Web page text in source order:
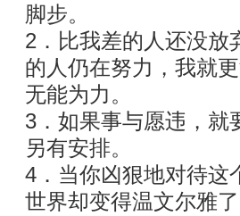
脚步。
2．比我差的人还没放
的人仍在努力，我就
无能为力。
3．如果事与愿违，就
另有安排。
4．当你凶狠地对待这
世界却变得温文尔雅了